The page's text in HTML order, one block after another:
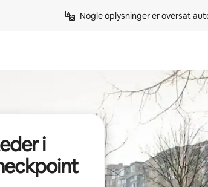
Nogle oplysninger er oversat
i